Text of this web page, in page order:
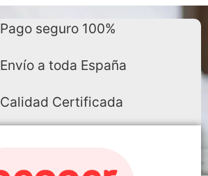
Pago seguro 100%
Envío a toda España
Calidad Certificada